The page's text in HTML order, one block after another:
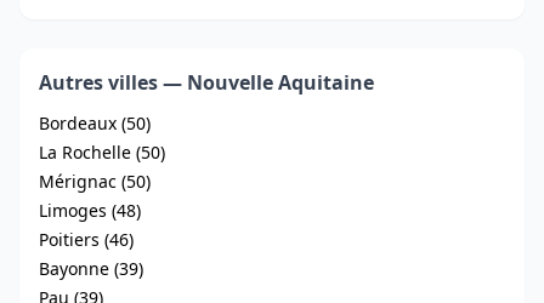
Autres villes — Nouvelle Aquitaine
Bordeaux (50)
La Rochelle (50)
Mérignac (50)
Limoges (48)
Poitiers (46)
Bayonne (39)
Pau (39)